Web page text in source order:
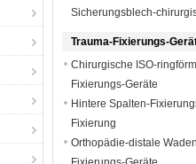
Sicherungsblech-
Trauma-Fixierungs-
Chirurgische ISO-
Fixierungs-Geräte
Hintere Spalten-
Fixierung
Orthopädie-distale